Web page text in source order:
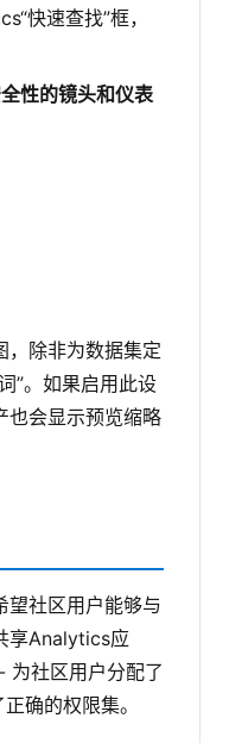
快速查找”框，
性的镜头和仪表
，除非为数据集定
”。如果启用此设
也会显示预览缩略
望社区用户能够与
享Analytics应
为社区用户分配了
确的权限集。